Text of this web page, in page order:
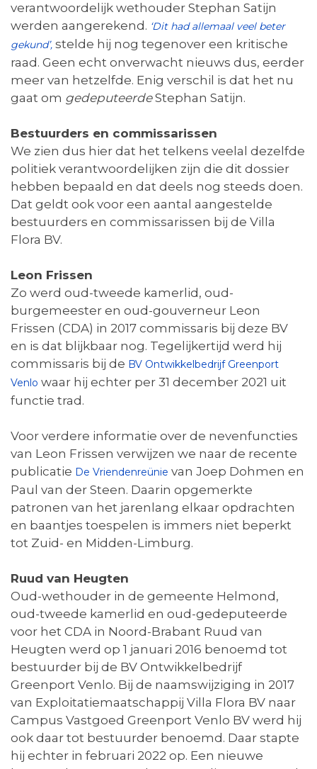
verantwoordelijk wethouder Stephan Satijn
werden aangerekend. ‘Dit had allemaal veel beter
gekund’, stelde hij nog tegenover een kritische
raad. Geen echt onverwacht nieuws dus, eerder
meer van hetzelfde. Enig verschil is dat het nu
gaat om gedeputeerdeStephan Satijn.
Bestuurders en commissarissen
We zien dus hier dat het telkens veelal dezelfde
politiek verantwoordelijken zijn die dit dossier
hebben bepaald en dat deels nog steeds doen.
Dat geldt ook voor een aantal aangestelde
bestuurders en commissarissen bij de Villa
Flora BV.
Leon Frissen
Zo werd oud-tweede kamerlid, oud-
burgemeester en oud-gouverneur Leon
Frissen (CDA) in 2017 commissaris bij deze BV
en is dat blijkbaar nog. Tegelijkertijd werd hij
commissaris bij de BV Ontwikkelbedrijf Greenport
Venlo waar hij echter per 31 december 2021 uit
functie trad.
Voor verdere informatie over de nevenfuncties
van Leon Frissen verwijzen we naar de recente
publicatie De Vriendenreünie van Joep Dohmen en
Paul van der Steen. Daarin opgemerkte
patronen van het jarenlang elkaar opdrachten
en baantjes toespelen is immers niet beperkt
tot Zuid- en Midden-Limburg.
Ruud van Heugten
Oud-wethouder in de gemeente Helmond,
oud-tweede kamerlid en oud-gedeputeerde
voor het CDA in Noord-Brabant Ruud van
Heugten werd op 1 januari 2016 benoemd tot
bestuurder bij de BV Ontwikkelbedrijf
Greenport Venlo. Bij de naamswijziging in 2017
van Exploitatiemaatschappij Villa Flora BV naar
Campus Vastgoed Greenport Venlo BV werd hij
ook daar tot bestuurder benoemd. Daar stapte
hij echter in februari 2022 op. Een nieuwe